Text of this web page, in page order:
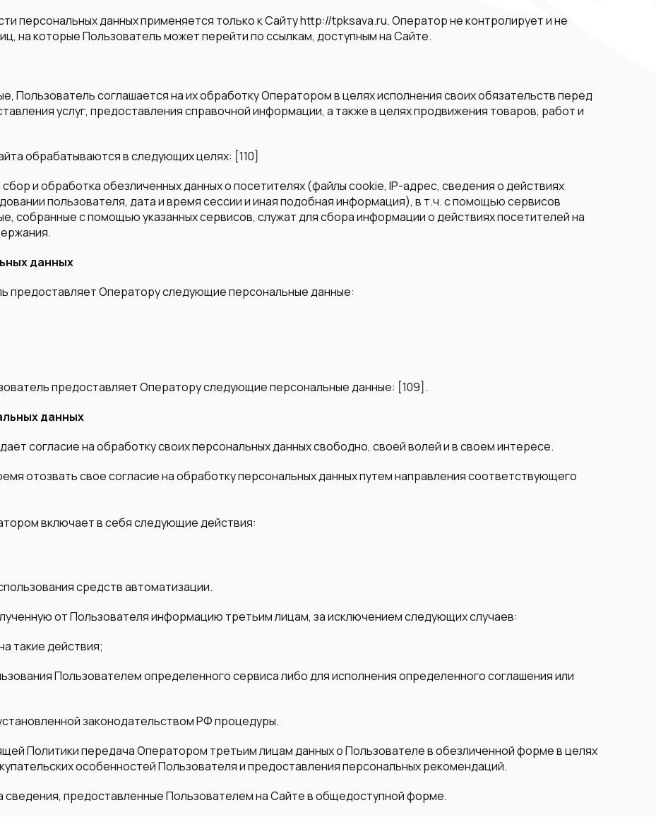
персональных данных применяется только к Сайту http://tpksava.ru. Оператор не контролирует и не
на которые Пользователь может перейти по ссылкам, доступным на Сайте.
Пользователь соглашается на их обработку Оператором в целях исполнения своих обязательств перед
услуг, предоставления справочной информации, а также в целях продвижения товаров, работ и
обрабатываются в следующих целях: [110]
и обработка обезличенных данных о посетителях (файлы cookie, IP-адрес, сведения о действиях
пользователя, дата и время сессии и иная подобная информация), в т.ч. с помощью сервисов
собранные с помощью указанных сервисов, служат для сбора информации о действиях посетителей на
данных
предоставляет Оператору следующие персональные данные:
предоставляет Оператору следующие персональные данные: [109].
данных
согласие на обработку своих персональных данных свободно, своей волей и в своем интересе.
отозвать свое согласие на обработку персональных данных путем направления соответствующего
включает в себя следующие действия:
средств автоматизации.
от Пользователя информацию третьим лицам, за исключением следующих случаев:
такие действия;
Пользователем определенного сервиса либо для исполнения определенного соглашения или
законодательством РФ процедуры.
Политики передача Оператором третьим лицам данных о Пользователе в обезличенной форме в целях
особенностей Пользователя и предоставления персональных рекомендаций.
сведения, предоставленные Пользователем на Сайте в общедоступной форме.